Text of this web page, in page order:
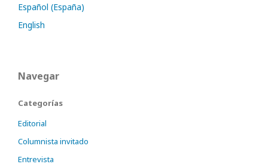
Español (España)
English
Navegar
Categorías
Editorial
Columnista invitado
Entrevista